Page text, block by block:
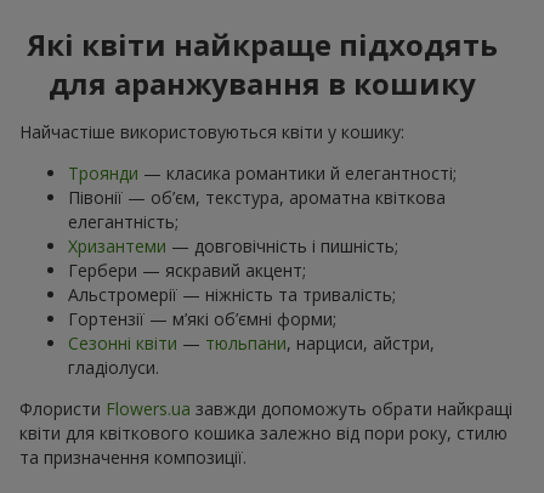
Які квіти найкраще підходять
для аранжування в кошику
Найчастіше використовуються квіти у кошику:
Троянди — класика романтики й елегантності;
Півонії — об’єм, текстура, ароматна квіткова
елегантність;
Хризантеми — довговічність і пишність;
Гербери — яскравий акцент;
Альстромерії — ніжність та тривалість;
Гортензії — м’які об’ємні форми;
Сезонні квіти — тюльпани, нарциси, айстри,
гладіолуси.
Флористи Flowers.ua завжди допоможуть обрати найкращі
квіти для квіткового кошика залежно від пори року, стилю
та призначення композиції.